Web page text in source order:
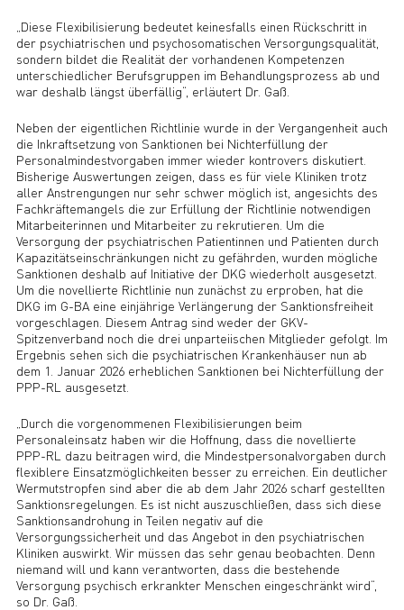
„Diese Flexibilisierung bedeutet keinesfalls einen Rückschritt in
der psychiatrischen und psychosomatischen Versorgungsqualität,
sondern bildet die Realität der vorhandenen Kompetenzen
unterschiedlicher Berufsgruppen im Behandlungsprozess ab und
war deshalb längst überfällig“, erläutert Dr. Gaß.
Neben der eigentlichen Richtlinie wurde in der Vergangenheit auch
die Inkraftsetzung von Sanktionen bei Nichterfüllung der
Personalmindestvorgaben immer wieder kontrovers diskutiert.
Bisherige Auswertungen zeigen, dass es für viele Kliniken trotz
aller Anstrengungen nur sehr schwer möglich ist, angesichts des
Fachkräftemangels die zur Erfüllung der Richtlinie notwendigen
Mitarbeiterinnen und Mitarbeiter zu rekrutieren. Um die
Versorgung der psychiatrischen Patientinnen und Patienten durch
Kapazitätseinschränkungen nicht zu gefährden, wurden mögliche
Sanktionen deshalb auf Initiative der DKG wiederholt ausgesetzt.
Um die novellierte Richtlinie nun zunächst zu erproben, hat die
DKG im G-BA eine einjährige Verlängerung der Sanktionsfreiheit
vorgeschlagen. Diesem Antrag sind weder der GKV-
Spitzenverband noch die drei unparteiischen Mitglieder gefolgt. Im
Ergebnis sehen sich die psychiatrischen Krankenhäuser nun ab
dem 1. Januar 2026 erheblichen Sanktionen bei Nichterfüllung der
PPP-RL ausgesetzt.
„Durch die vorgenommenen Flexibilisierungen beim
Personaleinsatz haben wir die Hoffnung, dass die novellierte
PPP-RL dazu beitragen wird, die Mindestpersonalvorgaben durch
flexiblere Einsatzmöglichkeiten besser zu erreichen. Ein deutlicher
Wermutstropfen sind aber die ab dem Jahr 2026 scharf gestellten
Sanktionsregelungen. Es ist nicht auszuschließen, dass sich diese
Sanktionsandrohung in Teilen negativ auf die
Versorgungssicherheit und das Angebot in den psychiatrischen
Kliniken auswirkt. Wir müssen das sehr genau beobachten. Denn
niemand will und kann verantworten, dass die bestehende
Versorgung psychisch erkrankter Menschen eingeschränkt wird“,
so Dr. Gaß.